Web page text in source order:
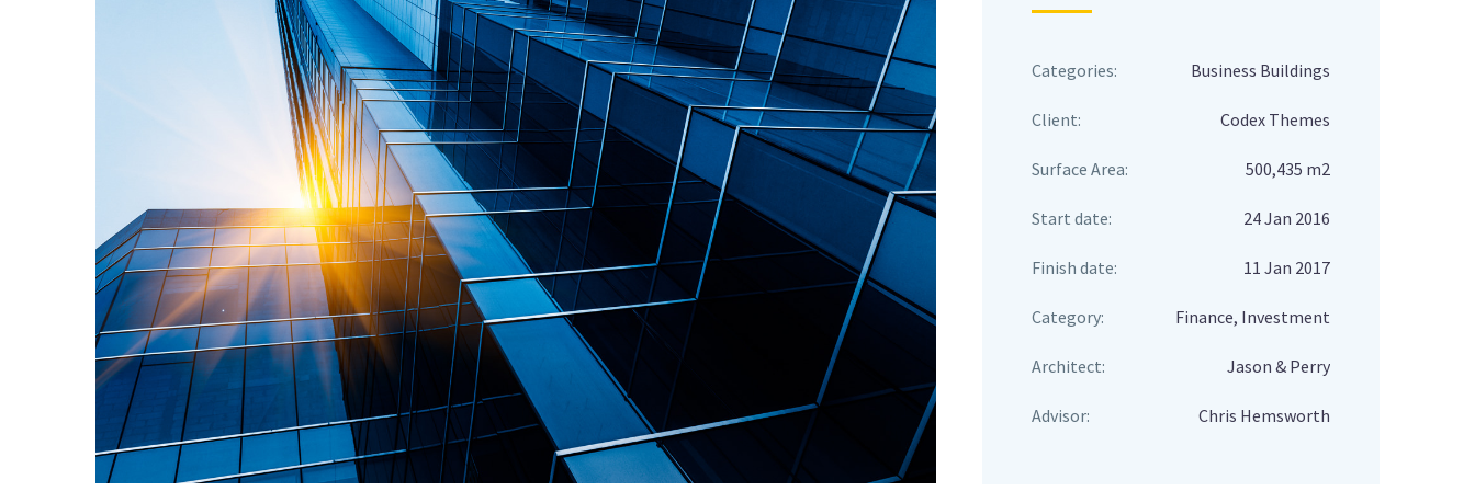
Categories: Business Buildings
Client: Codex Themes
Surface Area: 500,435 m2
Start date: 24 Jan 2016
Finish date: 11 Jan 2017
Category: Finance, Investment
Architect: Jason & Perry
Advisor: Chris Hemsworth